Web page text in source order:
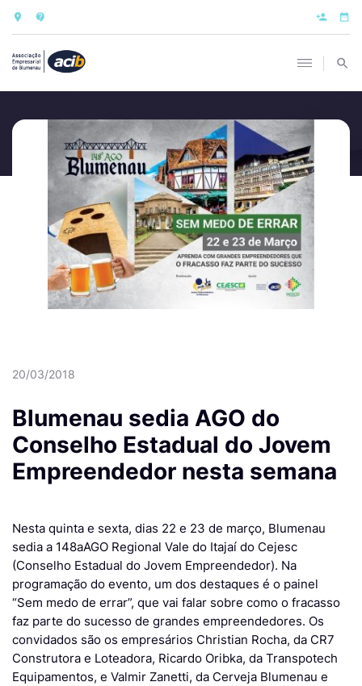
20/03/2018
Blumenau sedia AGO do
Conselho Estadual do Jovem
Empreendedor nesta semana
Nesta quinta e sexta, dias 22 e 23 de março, Blumenau
sedia a 148aAGO Regional Vale do Itajaí do Cejesc
(Conselho Estadual do Jovem Empreendedor). Na
programação do evento, um dos destaques é o painel
“Sem medo de errar”, que vai falar sobre como o fracasso
faz parte do sucesso de grandes empreendedores. Os
convidados são os empresários Christian Rocha, da CR7
Construtora e Loteadora, Ricardo Oribka, da Transpotech
Equipamentos, e Valmir Zanetti, da Cerveja Blumenau e